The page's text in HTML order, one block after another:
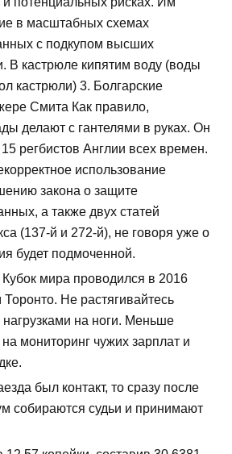
в масштабных схемах
с подкупом высших
В кастрюле кипятим воду (воды
кастрюли) 3. Болгарские
Смита Как правило,
делают с гантелями в руках. Он
регбистов Англии всех времен.
использование
закона о защите
а также двух статей
(137-й и 272-й), не говоря уже о
будет подмоченной.
мира проводился в 2016
Торонто. Не растягивайтесь
на ноги. Меньше
мониторинг чужих зарплат и
был контакт, то сразу после
собираются судьи и принимают